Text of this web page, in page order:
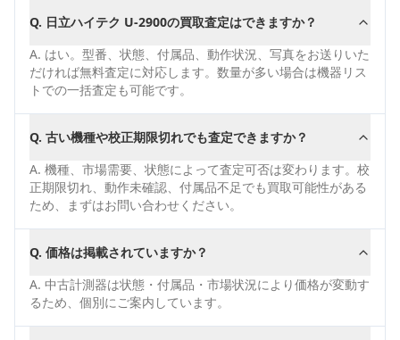
Q. 日立ハイテク U-2900の買取査定はできますか？
A. はい。型番、状態、付属品、動作状況、写真をお送りいた
だければ無料査定に対応します。数量が多い場合は機器リス
トでの一括査定も可能です。
Q. 古い機種や校正期限切れでも査定できますか？
A. 機種、市場需要、状態によって査定可否は変わります。校
正期限切れ、動作未確認、付属品不足でも買取可能性がある
ため、まずはお問い合わせください。
Q. 価格は掲載されていますか？
A. 中古計測器は状態・付属品・市場状況により価格が変動す
るため、個別にご案内しています。